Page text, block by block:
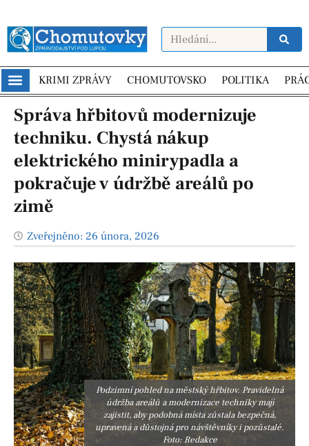
KRIMI ZPRÁVY CHOMUTOVSKO POLITIKA
Správa hřbitovů modernizuje
techniku. Chystá nákup
elektrického minirypadla a
pokračuje v údržbě areálů po
zimě
Zveřejněno: 26 února, 2026
Podzimní pohled na městský hřbitov. Pravidelná
údržba areálů a modernizace techniky mají
zajistit, aby podobná místa zůstala bezpečná,
upravená a důstojná pro návštěvníky i pozůstalé.
Foto: Redakce